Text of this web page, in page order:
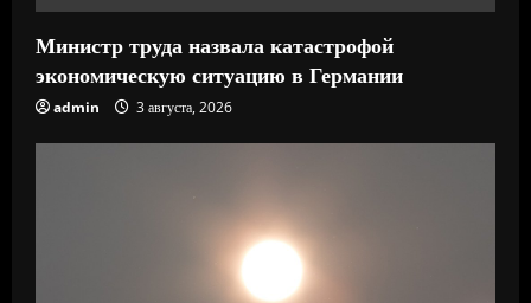
Министр труда назвала катастрофой
экономическую ситуацию в Германии
admin 3 августа, 2026